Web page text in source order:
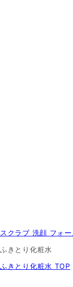
スクラブ 洗顔 フォー
ふきとり化粧水
ふきとり化粧水 TOP